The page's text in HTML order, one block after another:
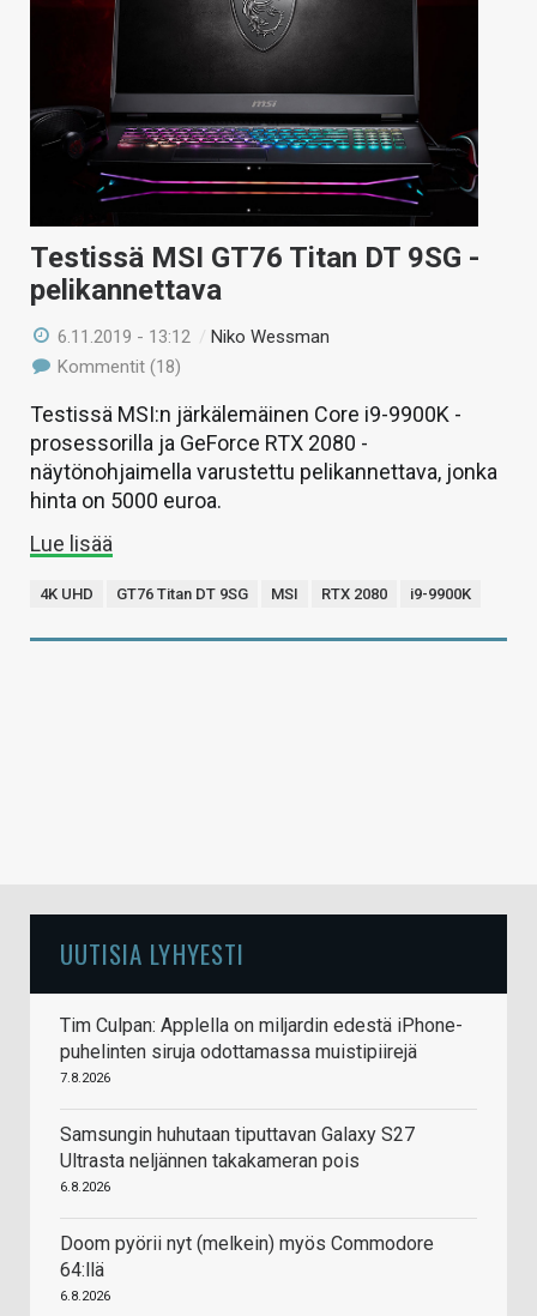
VAIHDA TEEMA
Testissä MSI GT76 Titan DT 9SG -
pelikannettava
6.11.2019 - 13:12 /Niko Wessman
Kommentit (18)
Testissä MSI:n järkälemäinen Core i9-9900K -
prosessorilla ja GeForce RTX 2080 -
näytönohjaimella varustettu pelikannettava, jonka
hinta on 5000 euroa.
Lue lisää
4K UHD GT76 Titan DT 9SG MSI RTX 2080 i9-9900K
UUTISIA LYHYESTI
Tim Culpan: Applella on miljardin edestä iPhone-
puhelinten siruja odottamassa muistipiirejä
7.8.2026
Samsungin huhutaan tiputtavan Galaxy S27
Ultrasta neljännen takakameran pois
6.8.2026
Doom pyörii nyt (melkein) myös Commodore
64:llä
6.8.2026